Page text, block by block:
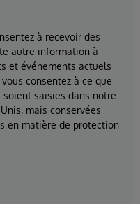
à recevoir des
autre information à
et événements actuels
consentez à ce que
saisies dans notre
mais conservées
en matière de protection